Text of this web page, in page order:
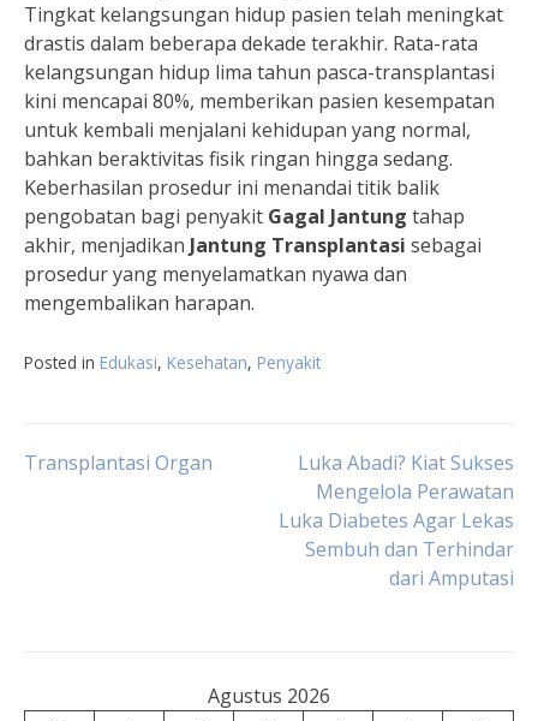
Tingkat kelangsungan hidup pasien telah meningkat
drastis dalam beberapa dekade terakhir. Rata-rata
kelangsungan hidup lima tahun pasca-transplantasi
kini mencapai 80%, memberikan pasien kesempatan
untuk kembali menjalani kehidupan yang normal,
bahkan beraktivitas fisik ringan hingga sedang.
Keberhasilan prosedur ini menandai titik balik
pengobatan bagi penyakit Gagal Jantung tahap
akhir, menjadikan Jantung Transplantasi sebagai
prosedur yang menyelamatkan nyawa dan
mengembalikan harapan.
Posted in Edukasi, Kesehatan, Penyakit
Navigasi
Transplantasi Organ
Luka Abadi? Kiat Sukses
Mengelola Perawatan
Luka Diabetes Agar Lekas
Sembuh dan Terhindar
dari Amputasi
Agustus 2026